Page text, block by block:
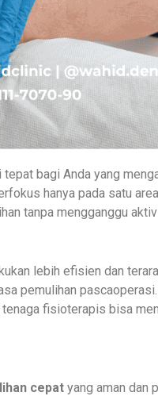
bagi Anda yang
hanya pada satu
tanpa mengganggu
lebih efisien dan
pemulihan
fisioterapis bisa
cepatyang aman dan